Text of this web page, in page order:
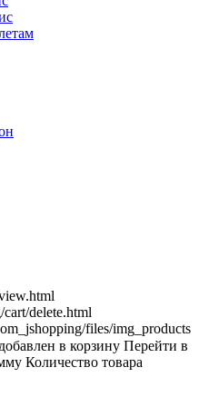
cart/delete.html
files/img_products
в корзину Перейти в
Количество товара